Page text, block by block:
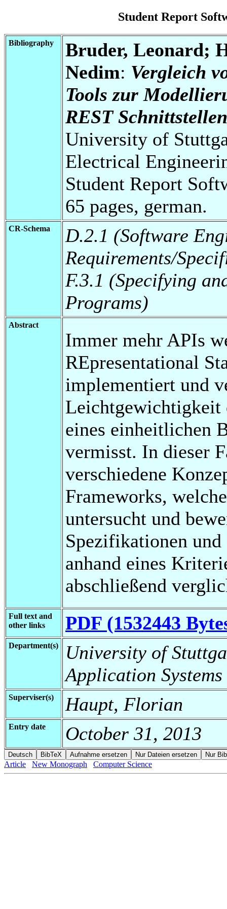
Student Report
Bibliography
Bruder, Leonard;
Nedim: Vergleich
Tools zur
REST
University of
Electrical
Student Report
65 pages, german.
CR-Schema
D.2.1 (Software
Requirements/
F.3.1 (Specifying
Programs)
Abstract
Immer mehr APIs
REpresentational
implementiert und
Leichtgewichtigkeit
eines einheitlichen
vermisst. In dieser
verschiedene
Frameworks,
untersucht und
Spezifikationen
anhand eines
abschließend
Full text and
other links
PDF (1532443
Department(s)
University of
Application Systems
Superviser(s) Haupt, Florian
Entry date October 31, 2013
Article New Monograph Computer Science